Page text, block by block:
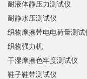
耐液体静压力测试仪
耐静水压测试仪
织物摩擦带电电荷量测试
织物强力机
干湿摩擦色牢度测试仪
鞋子鞋带测试仪